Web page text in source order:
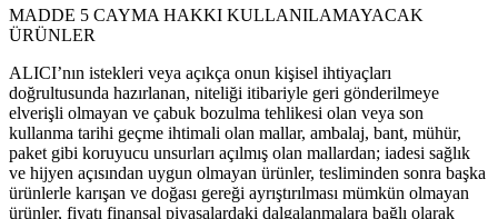
MADDE 5 CAYMA HAKKI KULLANILAMAYACAK
ÜRÜNLER
ALICI’nın istekleri veya açıkça onun kişisel ihtiyaçları
doğrultusunda hazırlanan, niteliği itibariyle geri gönderilmeye
elverişli olmayan ve çabuk bozulma tehlikesi olan veya son
kullanma tarihi geçme ihtimali olan mallar, ambalaj, bant, mühür,
paket gibi koruyucu unsurları açılmış olan mallardan; iadesi sağlık
ve hijyen açısından uygun olmayan ürünler, tesliminden sonra başka
ürünlerle karışan ve doğası gereği ayrıştırılması mümkün olmayan
ürünler, fiyatı finansal piyasalardaki dalgalanmalara bağlı olarak